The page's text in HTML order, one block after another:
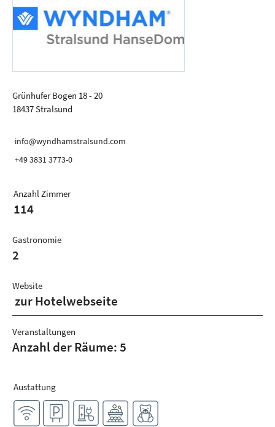
Grünhufer Bogen 18 - 20
18437 Stralsund
info@wyndhamstralsund.com
+49 3831 3773-0
Anzahl Zimmer
114
Gastronomie
2
Website
zur Hotelwebseite
Veranstaltungen
Anzahl der Räume: 5
Austattung